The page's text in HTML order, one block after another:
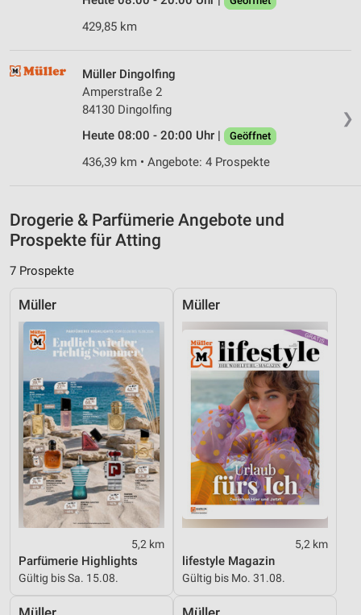
429,85 km
❯
Müller Dingolfing
Amperstraße 2
84130 Dingolfing
Heute 08:00 - 20:00 Uhr |
Geöffnet
436,39 km • Angebote: 4 Prospekte
Drogerie & Parfümerie Angebote und
Prospekte für Atting
7 Prospekte
Müller
5,2 km
Parfümerie Highlights
Gültig bis Sa. 15.08.
Müller
5,2 km
lifestyle Magazin
Gültig bis Mo. 31.08.
Erstellung von Profilen zur Personalisierung
von Inhalten
Verwendung von Profilen zur Auswahl
Messung der Performance von Inhalten
Analyse von Zielgruppen durch Statistiken oder
Kombinationen von Daten aus verschiedenen
Quellen
Entwicklung und Verbesserung der Angebote
Verwendung reduzierter Daten zur Auswahl von
Inhalten
IAB-Besonderheiten:
Verwendung genauer Standortdaten
Geräte anhand von aktiv angeforderten
Informationen identifizieren
Nicht-IAB-Verarbeitungszwecke:
Notwendig
Funktional
Werbung